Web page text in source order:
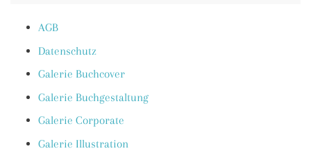
AGB
Datenschutz
Galerie Buchcover
Galerie Buchgestaltung
Galerie Corporate
Galerie Illustration